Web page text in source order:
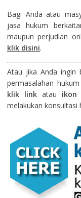
Bagi Anda atau
jasa hukum
maupun perjudian
klik disini.
Atau jika Anda ingin
permasalahan
klik linkatau
melakukan konsultasi